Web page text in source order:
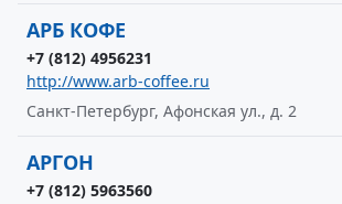
АРБ КОФЕ
+7 (812) 4956231
http://www.arb-coffee.ru
Санкт-Петербург, Афонская ул., д. 2
АРГОН
+7 (812) 5963560